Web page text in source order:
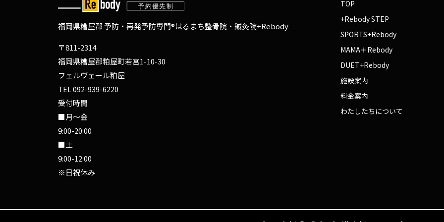
福岡県糟屋郡 予防・再発予防専門®はるまち整骨院・鍼灸院+Rebody
〒811-2314
福岡県糟屋郡粕屋町若宮1-10-30
フェルヴェール粕屋
TEL092-939-6220
受付時間
■月～金
9:00-20:00
■土
9:00-12:00
※日祝休み
TOP
+Rebody STEP
SPORTS+Rebody
MAMA＋Rebody
DUET+Rebody
施設案内
料金案内
わたしたちについて